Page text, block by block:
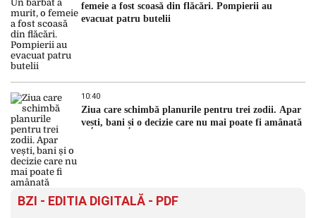
femeie a fost scoasă din flăcări. Pompierii au
evacuat patru butelii
10:40
Ziua care schimbă planurile pentru trei zodii. Apar
vești, bani și o decizie care nu mai poate fi amânată
BZI - EDITIA DIGITALĂ - PDF